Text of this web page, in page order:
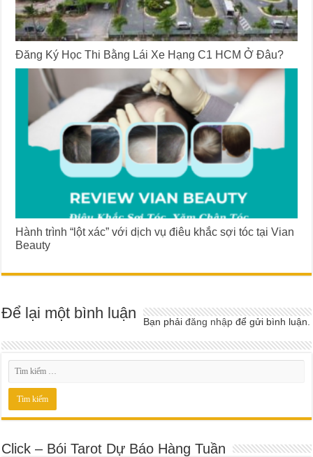
Đăng Ký Học Thi Bằng Lái Xe Hạng C1 HCM Ở Đâu?
Hành trình “lột xác” với dịch vụ điêu khắc sợi tóc tại Vian
Beauty
Để lại một bình luận Bạn phảiđăng nhập để gửi bình luận.
Click – Bói Tarot Dự Báo Hàng Tuần